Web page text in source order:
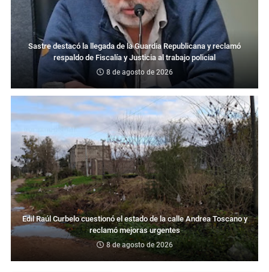
Sastre destacó la llegada de la Guardia Republicana y reclamó
respaldo de Fiscalía y Justicia al trabajo policial
8 de agosto de 2026
Edil Raúl Curbelo cuestionó el estado de la calle Andrea Toscano y
reclamó mejoras urgentes
8 de agosto de 2026